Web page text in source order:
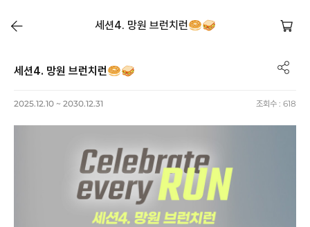
세션4. 망원 브런치런🥯🥪
세션4. 망원 브런치런🥯🥪
2025.12.10 ~ 2030.12.31 조회수 : 618